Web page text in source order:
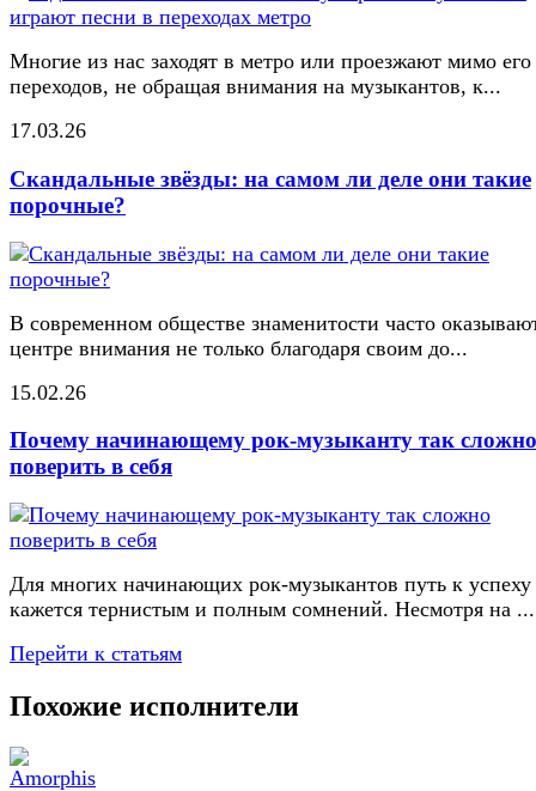
Многие из нас заходят в метро или проезжают мимо его
переходов, не обращая внимания на музыкантов, к...
17.03.26
Скандальные звёзды: на самом ли деле они такие
порочные?
В современном обществе знаменитости часто
центре внимания не только благодаря своим до...
15.02.26
Почему начинающему рок-музыканту так сложно
поверить в себя
Для многих начинающих рок-музыкантов путь к успеху
кажется тернистым и полным сомнений. Несмотря на ...
Перейти к статьям
Похожие исполнители